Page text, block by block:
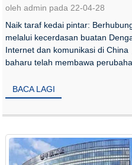
oleh admin pada 22-04-28
Naik taraf kedai pintar:
melalui kecerdasan buatan
Internet dan komunikasi di
baharu telah membawa
BACA LAGI